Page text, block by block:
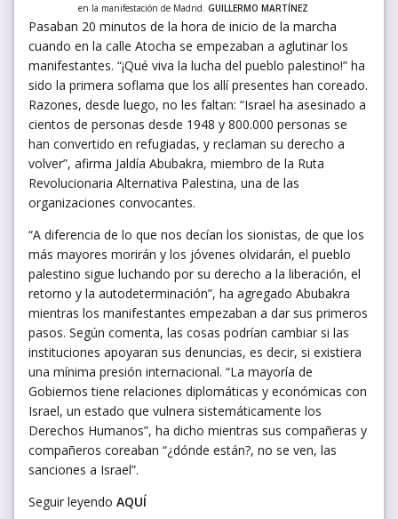
en la manifestación de Madrid. GUILLERMO MARTÍNEZ
Pasaban 20 minutos de la hora de inicio de la marcha
cuando en la calle Atocha se empezaban a aglutinar los
manifestantes. “¡Qué viva la lucha del pueblo palestino!” ha
sido la primera soflama que los allí presentes han coreado.
Razones, desde luego, no les faltan: “Israel ha asesinado a
cientos de personas desde 1948 y 800.000 personas se
han convertido en refugiadas, y reclaman su derecho a
volver”, afirma Jaldía Abubakra, miembro de la Ruta
Revolucionaria Alternativa Palestina, una de las
organizaciones convocantes.
“A diferencia de lo que nos decían los sionistas, de que los
más mayores morirán y los jóvenes olvidarán, el pueblo
palestino sigue luchando por su derecho a la liberación, el
retorno y la autodeterminación”, ha agregado Abubakra
mientras los manifestantes empezaban a dar sus primeros
pasos. Según comenta, las cosas podrían cambiar si las
instituciones apoyaran sus denuncias, es decir, si existiera
una mínima presión internacional. “La mayoría de
Gobiernos tiene relaciones diplomáticas y económicas con
Israel, un estado que vulnera sistemáticamente los
Derechos Humanos”, ha dicho mientras sus compañeras y
compañeros coreaban “¿dónde están?, no se ven, las
sanciones a Israel”.
Seguir leyendo AQUÍ